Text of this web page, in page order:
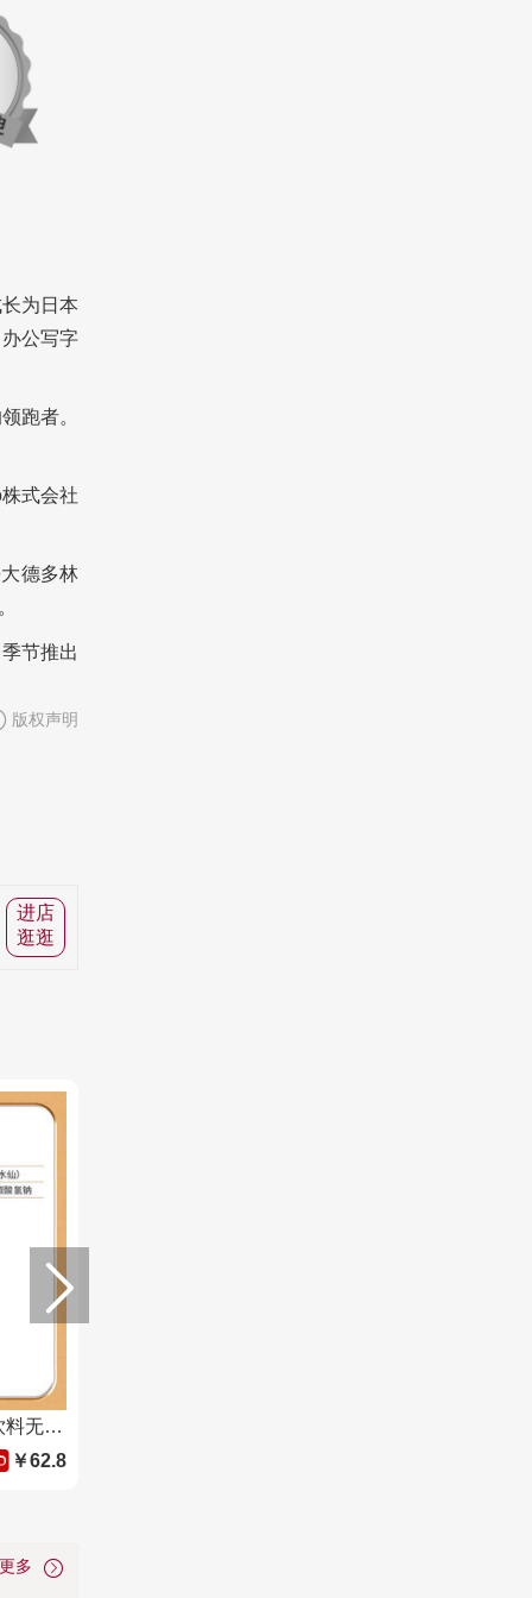
为日本
公写字
跑者。
式会社
德多林
节推出
版权声明
进店
逛逛
达亦多（DyDo）水仙乌龙茶饮料无糖茶饮料0糖0脂0卡 600ml*15瓶整箱
￥62.8
多